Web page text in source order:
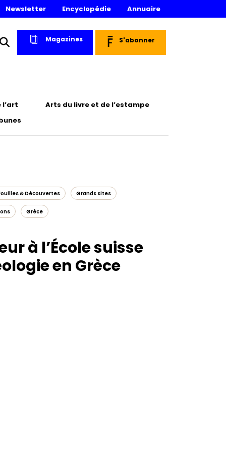
Newsletter Encyclopédie Annuaire
Magazines S'abonner
l’art
Arts du livre et de l’estampe
& Découvertes Grands sites
Grèce
à l’École suisse
en Grèce